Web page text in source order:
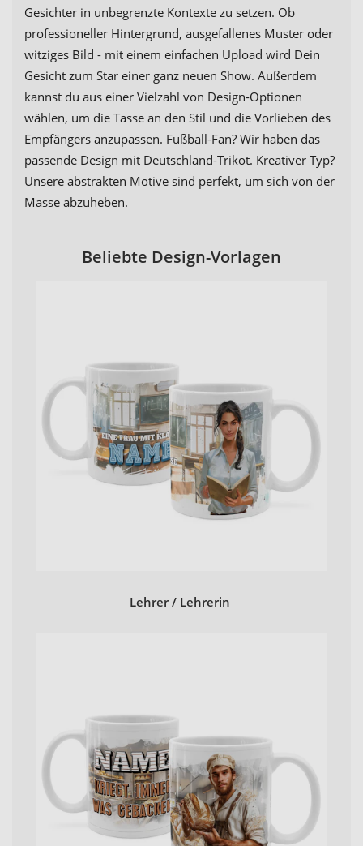
Gesichter in unbegrenzte Kontexte zu setzen. Ob
professioneller Hintergrund, ausgefallenes Muster oder
witziges Bild - mit einem einfachen Upload wird Dein
Gesicht zum Star einer ganz neuen Show. Außerdem
kannst du aus einer Vielzahl von Design-Optionen
wählen, um die Tasse an den Stil und die Vorlieben des
Empfängers anzupassen. Fußball-Fan? Wir haben das
passende Design mit Deutschland-Trikot. Kreativer Typ?
Unsere abstrakten Motive sind perfekt, um sich von der
Masse abzuheben.
Beliebte Design-Vorlagen
Lehrer / Lehrerin